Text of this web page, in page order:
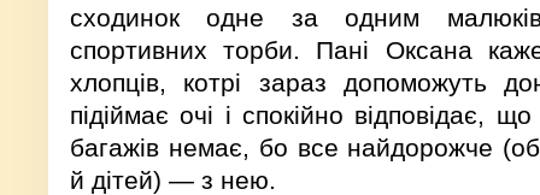
сходинок одне за одним
спортивних торби. Пані Оксана
хлопців, котрі зараз допоможуть
підіймає очі і спокійно
багажів немає, бо все найдорожче
й дітей) — з нею.